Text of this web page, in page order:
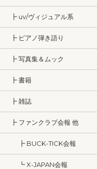
┣ uv/ヴィジュアル系
┣ ピアノ弾き語り
┣ 写真集＆ムック
┣ 書籍
┣ 雑誌
┣ ファンクラブ会報 他
┣ BUCK-TICK会報
┗ X-JAPAN会報